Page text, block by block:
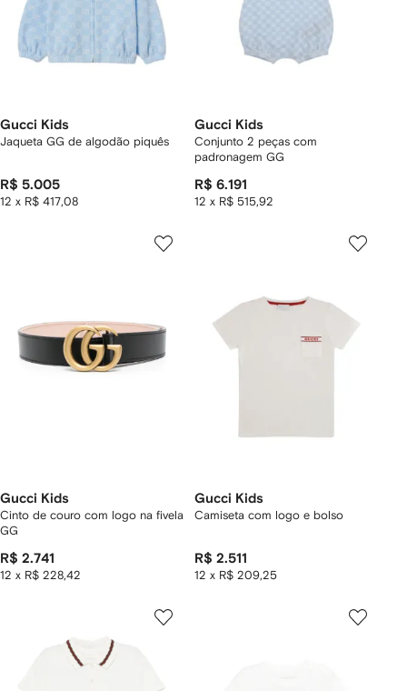
Gucci Kids
Jaqueta GG de algodão piquês
R$ 5.005
12 x R$ 417,08
Gucci Kids
Conjunto 2 peças com
padronagem GG
R$ 6.191
12 x R$ 515,92
Gucci Kids
Cinto de couro com logo na fivela
GG
R$ 2.741
12 x R$ 228,42
Gucci Kids
Camiseta com logo e bolso
R$ 2.511
12 x R$ 209,25